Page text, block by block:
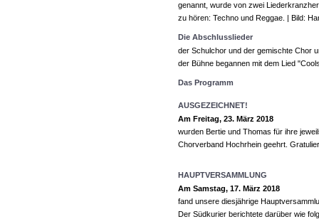
genannt, wurde von zwei
zu hören: Techno und Reggae. | Bild:
Die Abschlusslieder
der Schulchor und der gemischte Chor
der Bühne begannen mit dem Lied
Das Programm
AUSGEZEICHNET!
Am Freitag, 23. März 2018
wurden Bertie und Thomas für ihre
Chorverband Hochrhein geehrt.
HAUPTVERSAMMLUNG
Am Samstag, 17. März 2018
fand unsere diesjährige
Der Südkurier berichtete darüber wie